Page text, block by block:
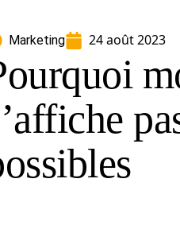
Marketing 24 août 2023